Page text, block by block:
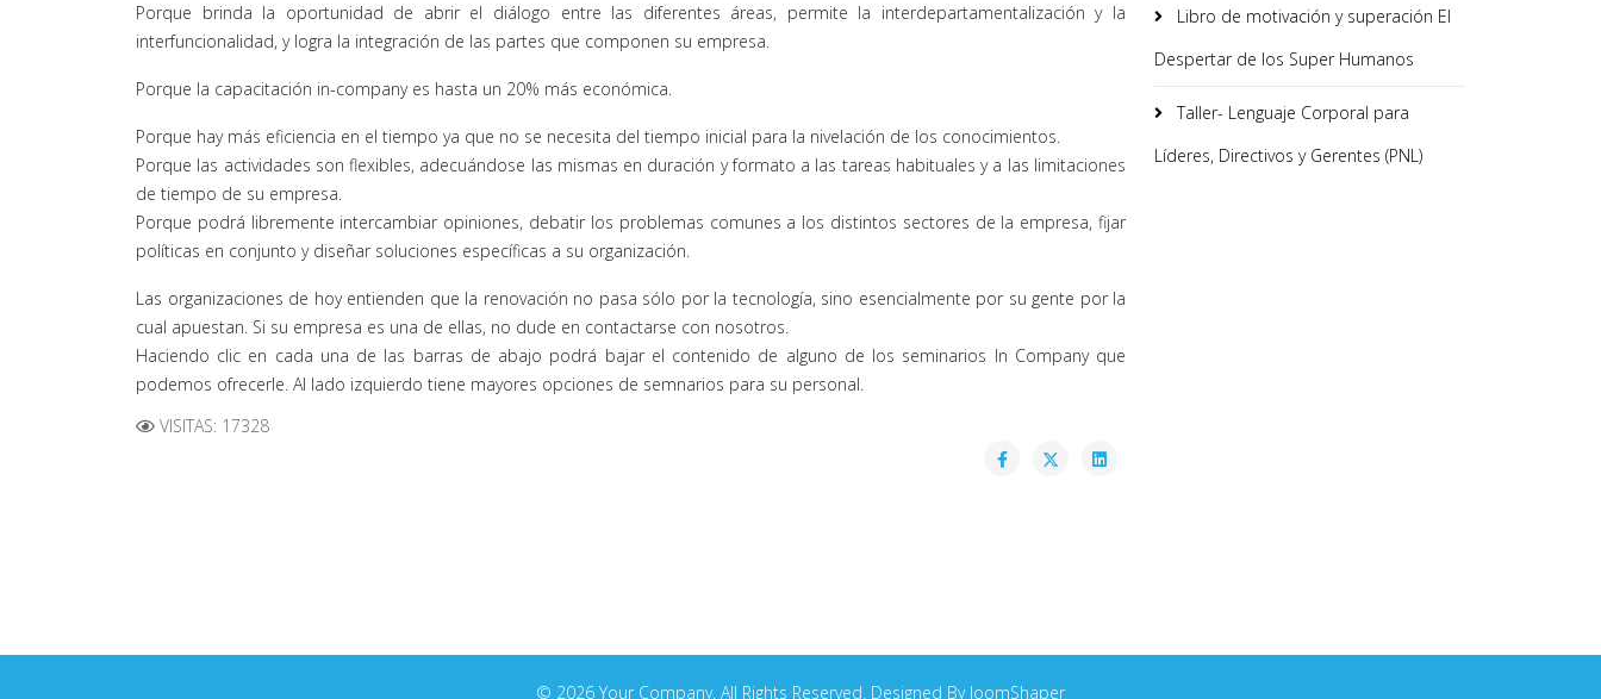
Porque brinda la oportunidad de abrir el diálogo entre las diferentes áreas, permite la interdepartamentalización y la
interfuncionalidad, y logra la integración de las partes que componen su empresa.
Porque la capacitación in-company es hasta un 20% más económica.
Porque hay más eficiencia en el tiempo ya que no se necesita del tiempo inicial para la nivelación de los conocimientos.
Porque las actividades son flexibles, adecuándose las mismas en duración y formato a las tareas habituales y a las limitaciones
de tiempo de su empresa.
Porque podrá libremente intercambiar opiniones, debatir los problemas comunes a los distintos sectores de la empresa, fijar
políticas en conjunto y diseñar soluciones específicas a su organización.
Las organizaciones de hoy entienden que la renovación no pasa sólo por la tecnología, sino esencialmente por su gente por la
cual apuestan. Si su empresa es una de ellas, no dude en contactarse con nosotros.
Haciendo clic en cada una de las barras de abajo podrá bajar el contenido de alguno de los seminarios In Company que
podemos ofrecerle. Al lado izquierdo tiene mayores opciones de semnarios para su personal.
VISITAS: 17328
Libro de motivación y superación El
Despertar de los Super Humanos
Taller- Lenguaje Corporal para
Líderes, Directivos y Gerentes (PNL)
© 2026 Your Company. All Rights Reserved. Designed By JoomShaper